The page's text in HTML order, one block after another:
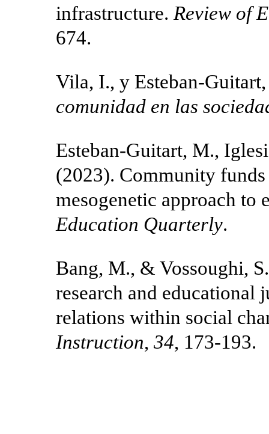
infrastructure. Review of
674.
Vila, I., y Esteban-
comunidad en las
Esteban-Guitart, M.,
(2023). Community
mesogenetic approach to
Education Quarterly.
Bang, M., & Vossoughi,
research and educational
relations within social
Instruction,34, 173-193.